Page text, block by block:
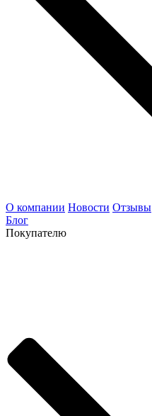
О компании Новости Отзывы
Блог
Покупателю